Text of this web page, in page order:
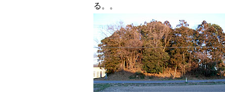
る。。